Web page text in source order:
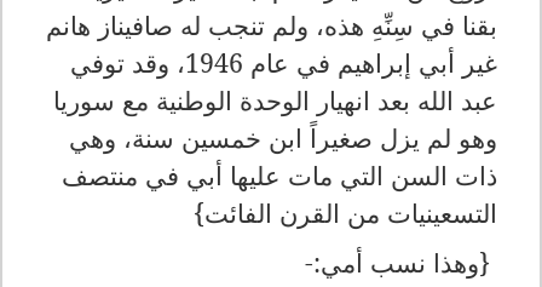
بقنا في سِنِّهِ هذه، ولم تنجب له صافيناز هانم
غير أبي إبراهيم في عام 1946، وقد توفي
عبد الله بعد انهيار الوحدة الوطنية مع سوريا
وهو لم يزل صغيراً ابن خمسين سنة، وهي
ذات السن التي مات عليها أبي في منتصف
التسعينيات من القرن الفائت}
{وهذا نسب أمي:-